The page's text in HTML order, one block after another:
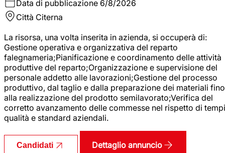
Data di pubblicazione 6/8/2026
Città Citerna
La risorsa, una volta inserita in azienda, si occuperà di:
Gestione operativa e organizzativa del reparto
falegnameria;Pianificazione e coordinamento delle attività
produttive del reparto;Organizzazione e supervisione del
personale addetto alle lavorazioni;Gestione del processo
produttivo, dal taglio e dalla preparazione dei materiali fino
alla realizzazione del prodotto semilavorato;Verifica del
corretto avanzamento delle commesse nel rispetto di
qualità e standard aziendali.
Candidati Dettaglio annuncio